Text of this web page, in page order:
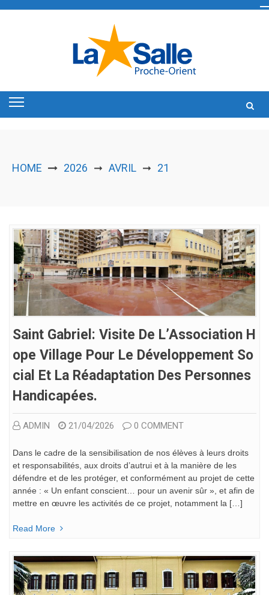
HOME 2026 ➞ AVRIL ➞ 21
Saint Gabriel: Visite De L’Association H
Ope Village Pour Le Développement So
Cial Et La Réadaptation Des Personnes
Handicapées.
ADMIN 21/04/2026 0 COMMENT
Dans le cadre de la sensibilisation de nos élèves à leurs droits
et responsabilités, aux droits d’autrui et à la manière de les
défendre et de les protéger, et conformément au projet de cette
année : « Un enfant conscient… pour un avenir sûr », et afin de
mettre en œuvre les activités de ce projet, notamment la […]
Read More